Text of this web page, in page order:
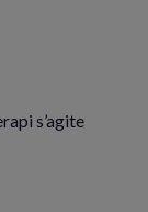
s’agite